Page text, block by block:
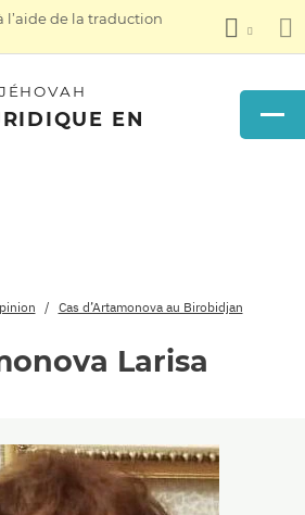
l’aide de la traduction
EN
Cas d’Artamonova au Birobidjan
Larisa